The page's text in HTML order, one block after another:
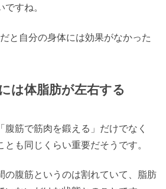
すね。
と自分の身体には効果がなかった
は体脂肪が左右する
腹筋で筋肉を鍛える」だけでなく
とも同じくらい重要だそうです。
の腹筋というのは割れていて、脂肪